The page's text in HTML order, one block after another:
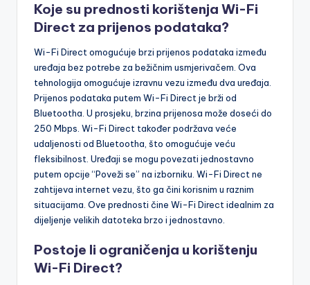
Koje su prednosti korištenja Wi-Fi
Direct za prijenos podataka?
Wi-Fi Direct omogućuje brzi prijenos podataka između
uređaja bez potrebe za bežičnim usmjerivačem. Ova
tehnologija omogućuje izravnu vezu između dva uređaja.
Prijenos podataka putem Wi-Fi Direct je brži od
Bluetootha. U prosjeku, brzina prijenosa može doseći do
250 Mbps. Wi-Fi Direct također podržava veće
udaljenosti od Bluetootha, što omogućuje veću
fleksibilnost. Uređaji se mogu povezati jednostavno
putem opcije “Poveži se” na izborniku. Wi-Fi Direct ne
zahtijeva internet vezu, što ga čini korisnim u raznim
situacijama. Ove prednosti čine Wi-Fi Direct idealnim za
dijeljenje velikih datoteka brzo i jednostavno.
Postoje li ograničenja u korištenju
Wi-Fi Direct?